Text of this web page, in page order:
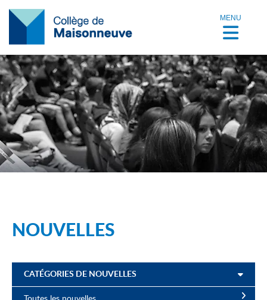
MENU
NOUVELLES
CATÉGORIES DE NOUVELLES